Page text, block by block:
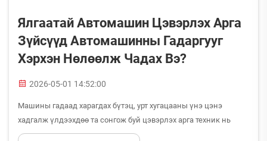
Ялгаатай Автомашин Цэвэрлэх Арга
Зүйсүүд Автомашинны Гадаргууг
Хэрхэн Нөлөөлж Чадах Вэ?
2026-05-01 14:52:00
Машины гадаад харагдах бүтэц, урт хугацааны үнэ цэнэ
хадгалж үлдээхдөө та сонгож буй цэвэрлэх арга техник нь
олон зүйлсийн хувьд жинхэнэ утга үүрдэг — усгүй спрей